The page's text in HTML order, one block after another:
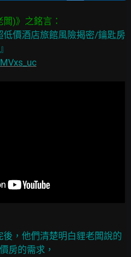
低價酒店旅館風險揭密/鑰匙房
』
後，他們清楚明白貍老闆說的
房的需求，